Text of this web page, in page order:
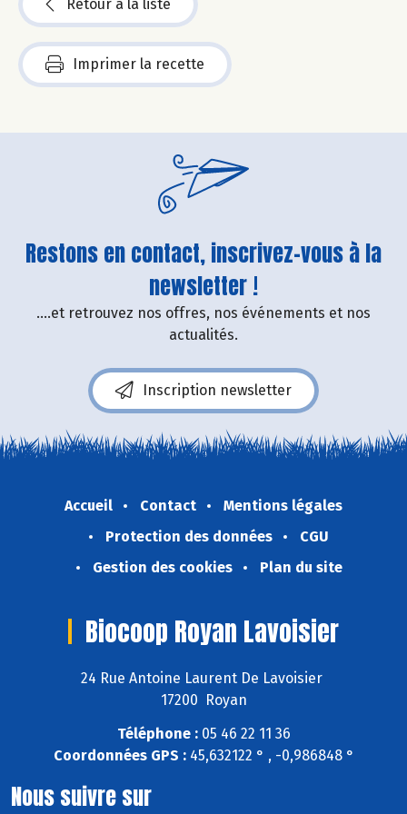
Retour à la liste
Imprimer la recette
Restons en contact, inscrivez-vous à la
newsletter !
....et retrouvez nos offres, nos événements et nos
actualités.
Inscription newsletter
Accueil Contact
Mentions légales
Protection des données
CGU
Gestion des cookies
Plan du site
Biocoop Royan Lavoisier
24 Rue Antoine Laurent De Lavoisier
17200 Royan
Téléphone :05 46 22 11 36
Coordonnées GPS :45,632122 ° , -0,986848 °
Nous suivre sur